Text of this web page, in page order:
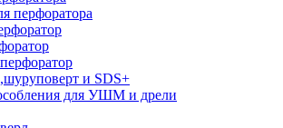
перфоратора
и SDS+
для УШМ и дрели